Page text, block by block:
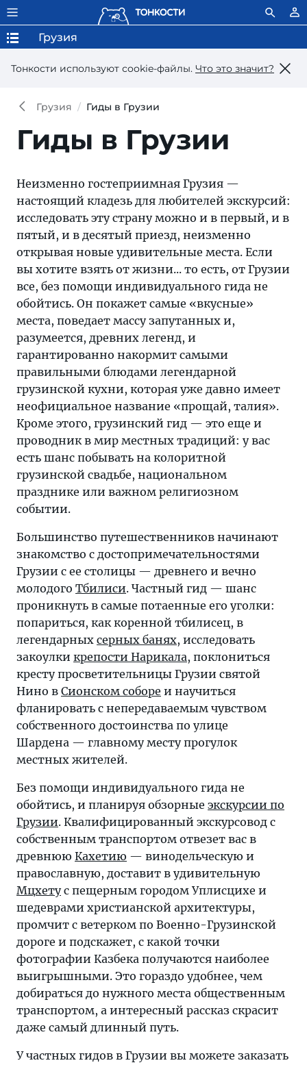
Тонкости используют сookie-файлы. Что это значит?
Грузия
Грузия Гиды в Грузии
Гиды в Грузии
Неизменно гостеприимная Грузия —
настоящий кладезь для любителей экскурсий:
исследовать эту страну можно и в первый, и в
пятый, и в десятый приезд, неизменно
открывая новые удивительные места. Если
вы хотите взять от жизни... то есть, от Грузии
все, без помощи индивидуального гида не
обойтись. Он покажет самые «вкусные»
места, поведает массу запутанных и,
разумеется, древних легенд, и
гарантированно накормит самыми
правильными блюдами легендарной
грузинской кухни, которая уже давно имеет
неофициальное название «прощай, талия».
Кроме этого, грузинский гид — это еще и
проводник в мир местных традиций: у вас
есть шанс побывать на колоритной
грузинской свадьбе, национальном
празднике или важном религиозном
событии.
Большинство путешественников начинают
знакомство с достопримечательностями
Грузии с ее столицы — древнего и вечно
молодого Тбилиси. Частный гид — шанс
проникнуть в самые потаенные его уголки:
попариться, как коренной тбилисец, в
легендарных серных банях, исследовать
закоулки крепости Нарикала, поклониться
кресту просветительницы Грузии святой
Нино в Сионском соборе и научиться
фланировать с непередаваемым чувством
собственного достоинства по улице
Шардена — главному месту прогулок
местных жителей.
Без помощи индивидуального гида не
обойтись, и планируя обзорные экскурсии по
Грузии. Квалифицированный экскурсовод с
собственным транспортом отвезет вас в
древнюю Кахетию — винодельческую и
православную, доставит в удивительную
Мцхетус пещерным городом Уплисцихе и
шедеврами христианской архитектуры,
промчит с ветерком по Военно-Грузинской
дороге и подскажет, с какой точки
фотографии Казбека получаются наиболее
выигрышными. Это гораздо удобнее, чем
добираться до нужного места общественным
транспортом, а интересный рассказ скрасит
даже самый длинный путь.
У частных гидов в Грузии вы можете заказать